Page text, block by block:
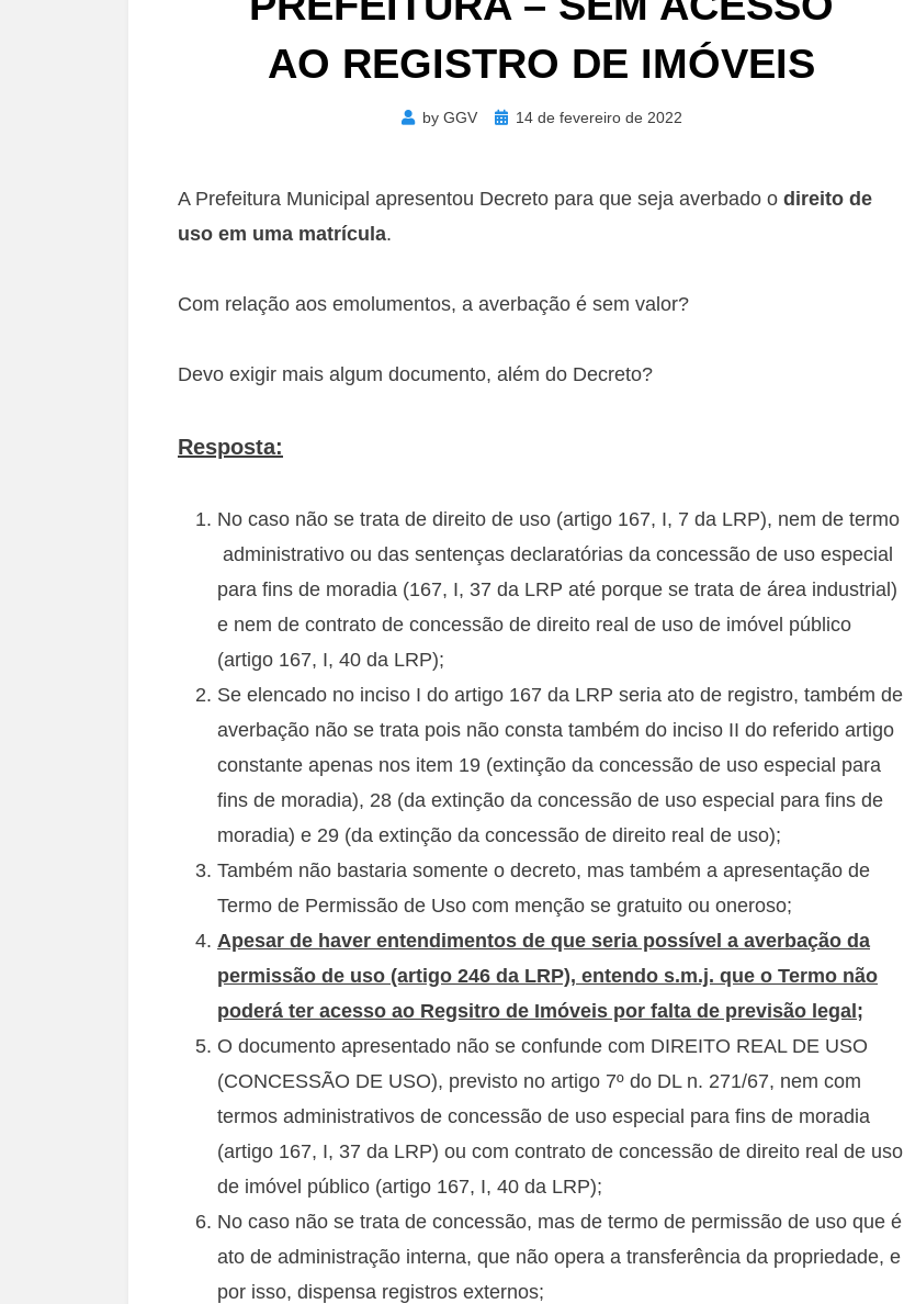
AO REGISTRO DE IMÓVEIS
by GGV
Posted14 de fevereiro de 2022
A Prefeitura Municipal apresentou Decreto para que seja averbado o direito de
uso em uma matrícula.
Com relação aos emolumentos, a averbação é sem valor?
Devo exigir mais algum documento, além do Decreto?
Resposta:
No caso não se trata de direito de uso (artigo 167, I, 7 da LRP), nem de termo
administrativo ou das sentenças declaratórias da concessão de uso especial
para fins de moradia (167, I, 37 da LRP até porque se trata de área industrial)
e nem de contrato de concessão de direito real de uso de imóvel público
(artigo 167, I, 40 da LRP);
Se elencado no inciso I do artigo 167 da LRP seria ato de registro, também de
averbação não se trata pois não consta também do inciso II do referido artigo
constante apenas nos item 19 (extinção da concessão de uso especial para
fins de moradia), 28 (da extinção da concessão de uso especial para fins de
moradia) e 29 (da extinção da concessão de direito real de uso);
Também não bastaria somente o decreto, mas também a apresentação de
Termo de Permissão de Uso com menção se gratuito ou oneroso;
Apesar de haver entendimentos de que seria possível a averbação da
permissão de uso (artigo 246 da LRP), entendo s.m.j. que o Termo não
poderá ter acesso ao Regsitro de Imóveis por falta de previsão legal;
O documento apresentado não se confunde com DIREITO REAL DE USO
(CONCESSÃO DE USO), previsto no artigo 7º do DL n. 271/67, nem com
termos administrativos de concessão de uso especial para fins de moradia
(artigo 167, I, 37 da LRP) ou com contrato de concessão de direito real de uso
de imóvel público (artigo 167, I, 40 da LRP);
No caso não se trata de concessão, mas de termo de permissão de uso que é
ato de administração interna, que não opera a transferência da propriedade, e
por isso, dispensa registros externos;